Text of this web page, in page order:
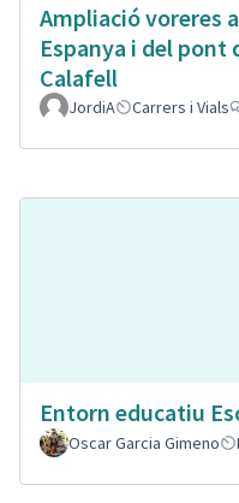
Ampliació voreres
Espanya i del pont
Calafell
JordiA Carrers i Vials
Entorn educatiu
Oscar Garcia Gimeno